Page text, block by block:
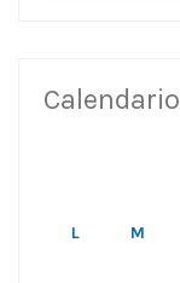
Calendario
L M